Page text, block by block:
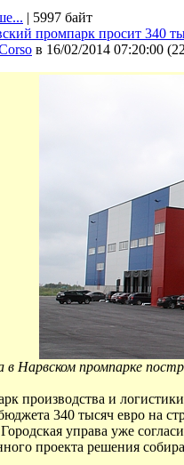
| 5997 байт
промпарк просит 340
в 16/02/2014 07:20:00 (
в Нарвском промпарке
производства и
340 тысяч евро на
управа уже
проекта решения